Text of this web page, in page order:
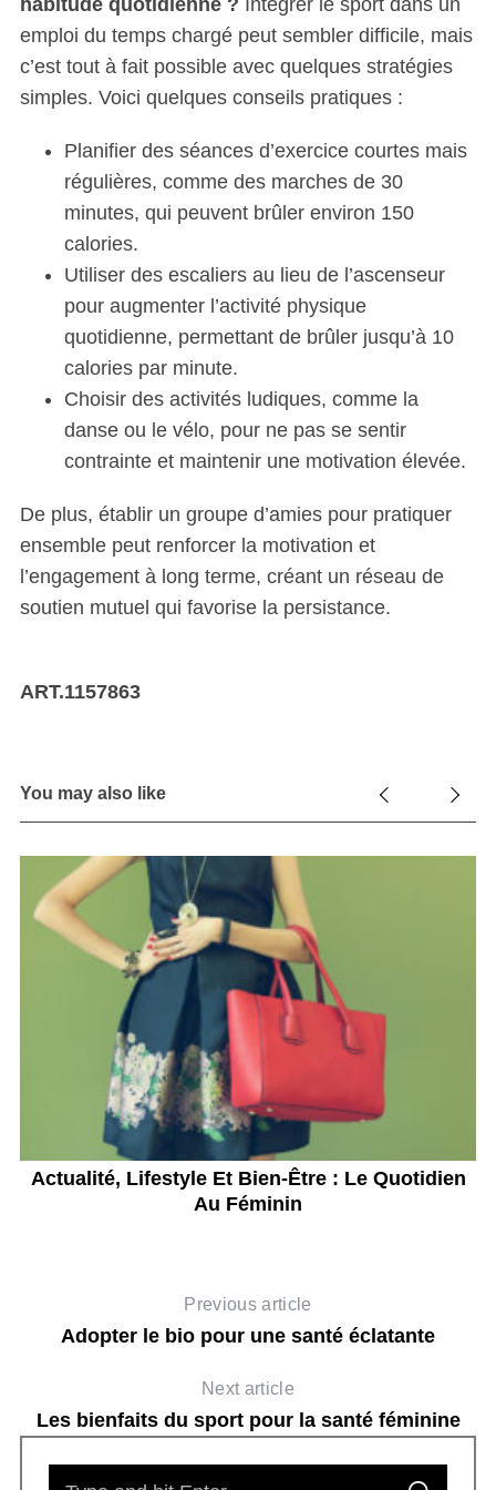
emploi du temps chargé peut sembler difficile, mais
c’est tout à fait possible avec quelques stratégies
simples. Voici quelques conseils pratiques :
Planifier des séances d’exercice courtes mais
régulières, comme des marches de 30
minutes, qui peuvent brûler environ 150
calories.
Utiliser des escaliers au lieu de l’ascenseur
pour augmenter l’activité physique
quotidienne, permettant de brûler jusqu’à 10
calories par minute.
Choisir des activités ludiques, comme la
danse ou le vélo, pour ne pas se sentir
contrainte et maintenir une motivation élevée.
De plus, établir un groupe d’amies pour pratiquer
ensemble peut renforcer la motivation et
l’engagement à long terme, créant un réseau de
soutien mutuel qui favorise la persistance.
ART.1157863
You may also like
Actualité, Lifestyle Et Bien-Être : Le Quotidien
Au Féminin
Previous article
Adopter le bio pour une santé éclatante
Next article
Les bienfaits du sport pour la santé féminine